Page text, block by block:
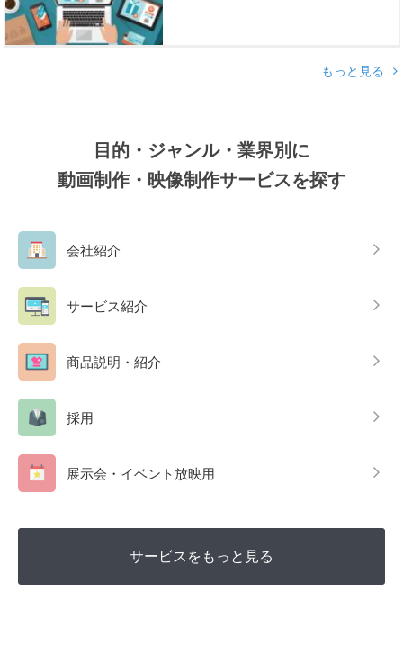
もっと見る
目的・ジャンル・業界別に
動画制作・映像制作サービスを探す
会社紹介
サービス紹介
商品説明・紹介
採用
展示会・イベント放映用
サービスをもっと見る